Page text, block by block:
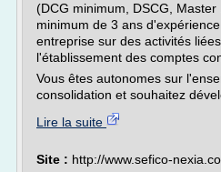
(DCG minimum, DSCG,
minimum de 3 ans
entreprise sur des activités
l'établissement des comptes
Vous êtes autonomes sur
consolidation et souhaitez
Lire la suite
Site : http://www.sefico-